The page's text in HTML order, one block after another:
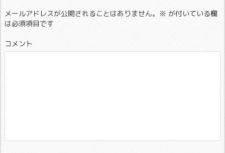
メールアドレスが公開されることはありません。 ※ が付いている欄
は必須項目です
コメント